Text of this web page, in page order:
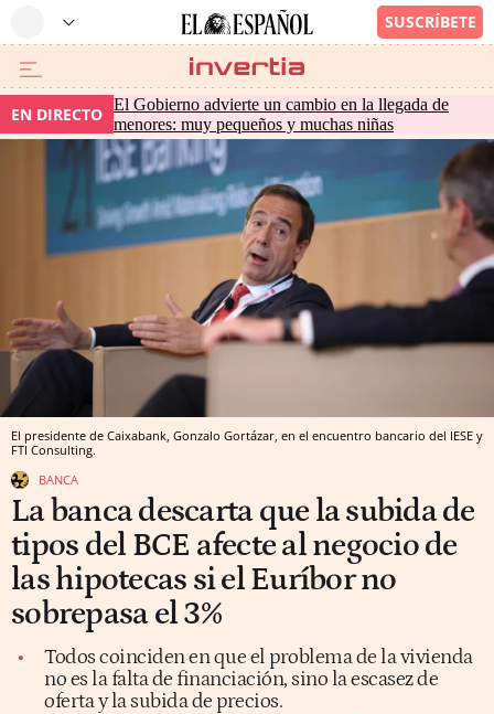
EN DIRECTO El Gobierno advierte un cambio en la llegada de
menores: muy pequeños y muchas niñas
El presidente de Caixabank, Gonzalo Gortázar, en el encuentro bancario del IESE y
FTI Consulting.
BANCA
La banca descarta que la subida de
tipos del BCE afecte al negocio de
las hipotecas si el Euríbor no
sobrepasa el 3%
Todos coinciden en que el problema de la vivienda
no es la falta de financiación, sino la escasez de
oferta y la subida de precios.